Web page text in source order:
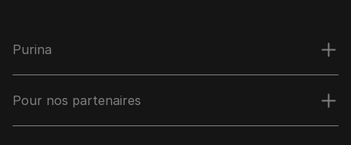
Purina
Pour nos partenaires